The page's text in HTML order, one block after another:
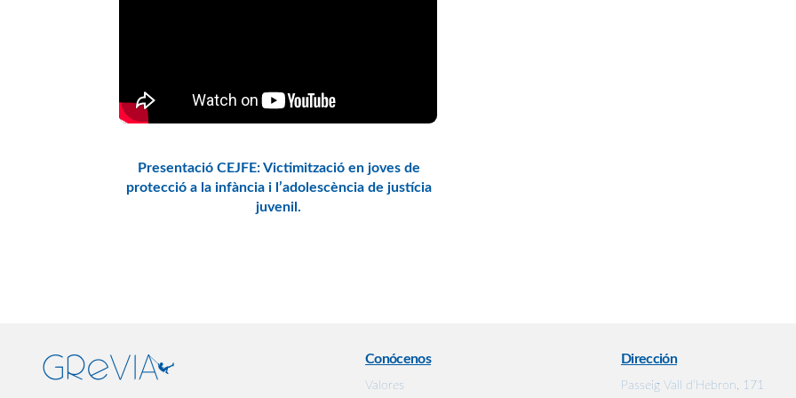
Presentació CEJFE: Victimització en joves de
protecció a la infància i l’adolescència de justícia
juvenil.
Conócenos
Valores
Dirección
Passeig Vall d’Hebron, 171